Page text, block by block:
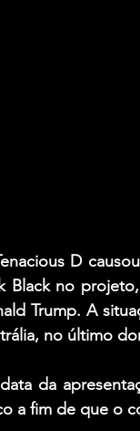
D
Black
Trump. A
no último
da
a fim de que o